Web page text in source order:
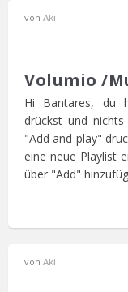
von Aki
Volumio /
Hi Bantares, du
drückst und
"Add and play"
eine neue Playlist
über "Add"
von Aki